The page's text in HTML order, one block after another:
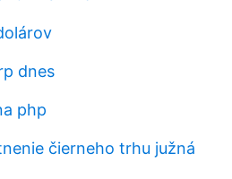
dnes
php
čierneho trhu južná